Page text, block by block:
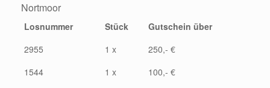
Nortmoor
Losnummer Stück
Gutschein über
2955
1 x
250,- €
1544
1 x
100,- €